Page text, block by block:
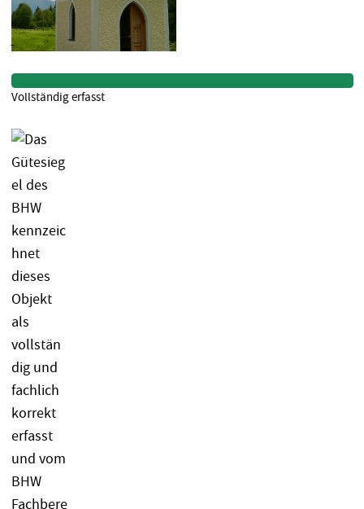
Vollständig erfasst